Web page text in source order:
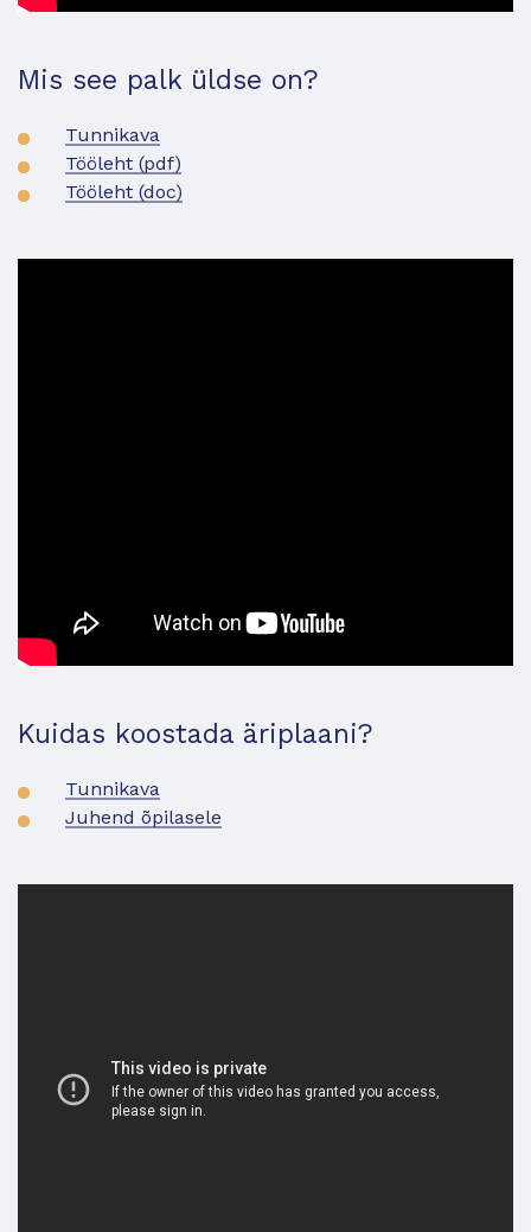
Mis see palk üldse on?
Tunnikava
Tööleht (pdf)
Tööleht (doc)
Kuidas koostada äriplaani?
Tunnikava
Juhend õpilasele